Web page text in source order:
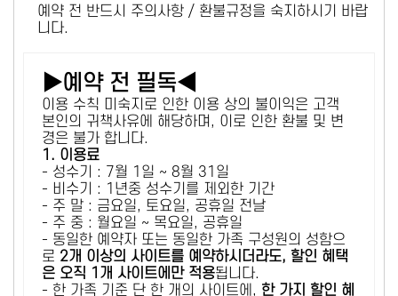
예약 전 반드시 주의사항 / 환불규정을 숙지하시기 바랍
니다.
▶예약 전 필독◀
이용 수칙 미숙지로 인한 이용 상의 불이익은 고객
본인의 귀책사유에 해당하며, 이로 인한 환불 및 변
경은 불가 합니다.
1. 이용료
- 성수기 : 7월 1일 ~ 8월 31일
- 비수기 : 1년중 성수기를 제외한 기간
- 주 말 : 금요일, 토요일, 공휴일 전날
- 주 중 : 월요일 ~ 목요일, 공휴일
- 동일한 예약자 또는 동일한 가족 구성원의 성함으
로 2개 이상의 사이트를 예약하시더라도, 할인 혜택
은 오직 1개 사이트에만 적용됩니다.
- 한 가족 기준 단 한 개의 사이트에, 한 가지 할인 혜